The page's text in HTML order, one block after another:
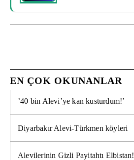
EN ÇOK OKUNANLAR
’40 bin Alevi’ye kan kusturdum!’
Diyarbakır Alevi-Türkmen köyleri
Alevilerinin Gizli Payitahtı Elbistan!